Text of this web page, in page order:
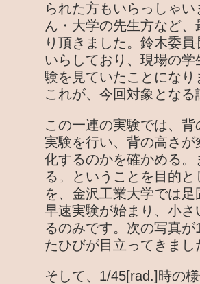
られた方もいらっしゃ
ん・大学の先生方など
り頂きました。鈴木委
いらしており、現場の
験を見ていたことになり
これが、今回対象となる
この一連の実験では、
実験を行い、背の高さ
化するのかを確かめる
る。ということを目的
を、金沢工業大学では
早速実験が始まり、小
るのみです。次の写真
たひびが目立ってきまし
そして、1/45[rad.]時の